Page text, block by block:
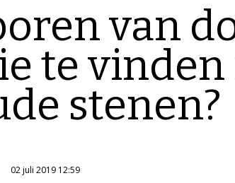
van
te
stenen?
02 juli 2019 12:59